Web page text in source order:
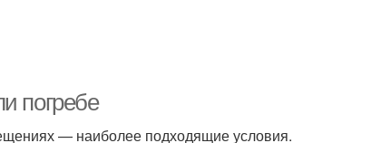
погребе
— наиболее подходящие условия.